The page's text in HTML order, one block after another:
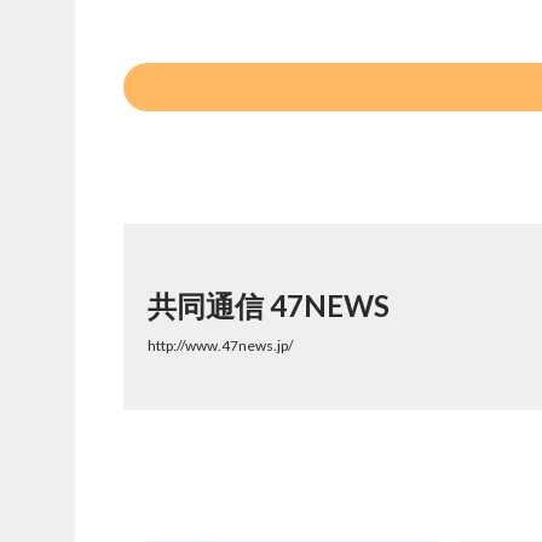
共同通信 47NEWS
http://www.47news.jp/